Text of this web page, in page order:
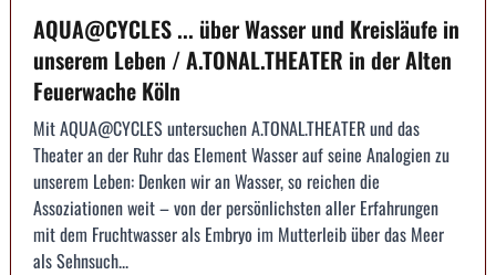
AQUA@CYCLES ... über Wasser und Kreisläufe in
unserem Leben / A.TONAL.THEATER in der Alten
Feuerwache Köln
Mit AQUA@CYCLES untersuchen A.TONAL.THEATER und das
Theater an der Ruhr das Element Wasser auf seine Analogien zu
unserem Leben: Denken wir an Wasser, so reichen die
Assoziationen weit – von der persönlichsten aller Erfahrungen
mit dem Fruchtwasser als Embryo im Mutterleib über das Meer
als Sehnsuch...